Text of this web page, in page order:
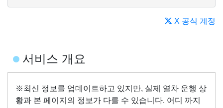
X 공식 계정
서비스 개요
※최신 정보를 업데이트하고 있지만, 실제 열차 운행 상
황과 본 페이지의 정보가 다를 수 있습니다. 어디 까지